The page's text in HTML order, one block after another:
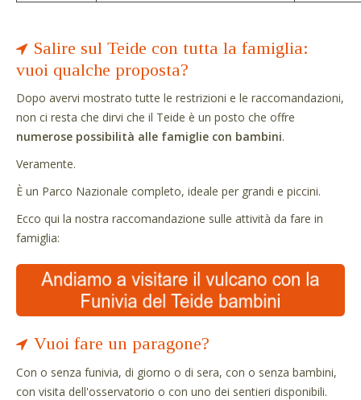
Salire sul Teide con tutta la famiglia:
vuoi qualche proposta?
Dopo avervi mostrato tutte le restrizioni e le raccomandazioni,
non ci resta che dirvi che il Teide è un posto che offre
numerose possibilità alle famiglie con bambini.
Veramente.
È un Parco Nazionale completo, ideale per grandi e piccini.
Ecco qui la nostra raccomandazione sulle attività da fare in
famiglia:
Vuoi fare un paragone?
Con o senza funivia, di giorno o di sera, con o senza bambini,
con visita dell'osservatorio o con uno dei sentieri disponibili.